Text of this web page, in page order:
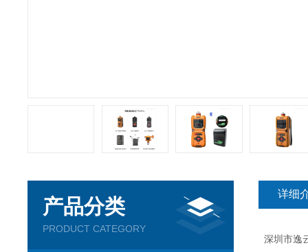
产品分类
PRODUCT CATEGORY
详细
深圳市逸